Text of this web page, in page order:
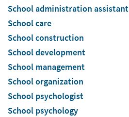
School administration assistant
School care
School construction
School development
School management
School organization
School psychologist
School psychology